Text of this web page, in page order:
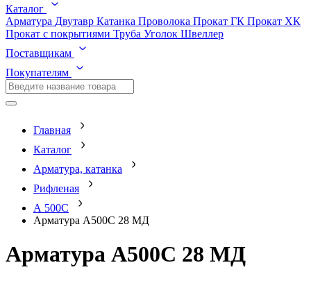
Каталог
Арматура Двутавр Катанка Проволока Прокат ГК Прокат ХК
Прокат с покрытиями Труба Уголок Швеллер
Поставщикам
Покупателям
Главная
Каталог
Арматура, катанка
Рифленая
А 500С
Арматура А500С 28 МД
Арматура А500С 28 МД